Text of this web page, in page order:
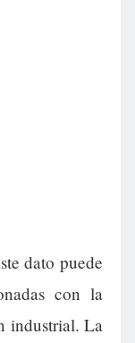
dato puede
con la
industrial. La